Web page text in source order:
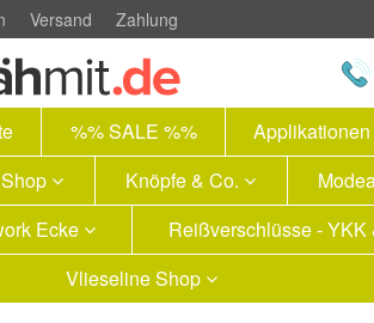
Versand Zahlung
%% SALE %% Applikationen
Knöpfe & Co.
Ecke
Reißverschlüsse - YKK
Vlieseline Shop